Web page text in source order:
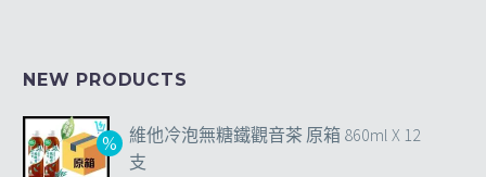
NEW PRODUCTS
維他冷泡無糖鐵觀音茶 原箱 860ml X 12
支